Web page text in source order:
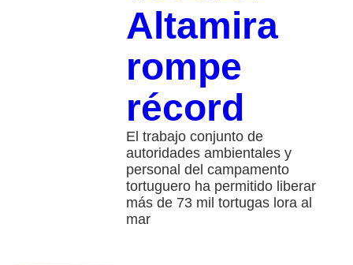
Altamira
rompe
récord
El trabajo conjunto de
autoridades ambientales y
personal del campamento
tortuguero ha permitido liberar
más de 73 mil tortugas lora al
mar